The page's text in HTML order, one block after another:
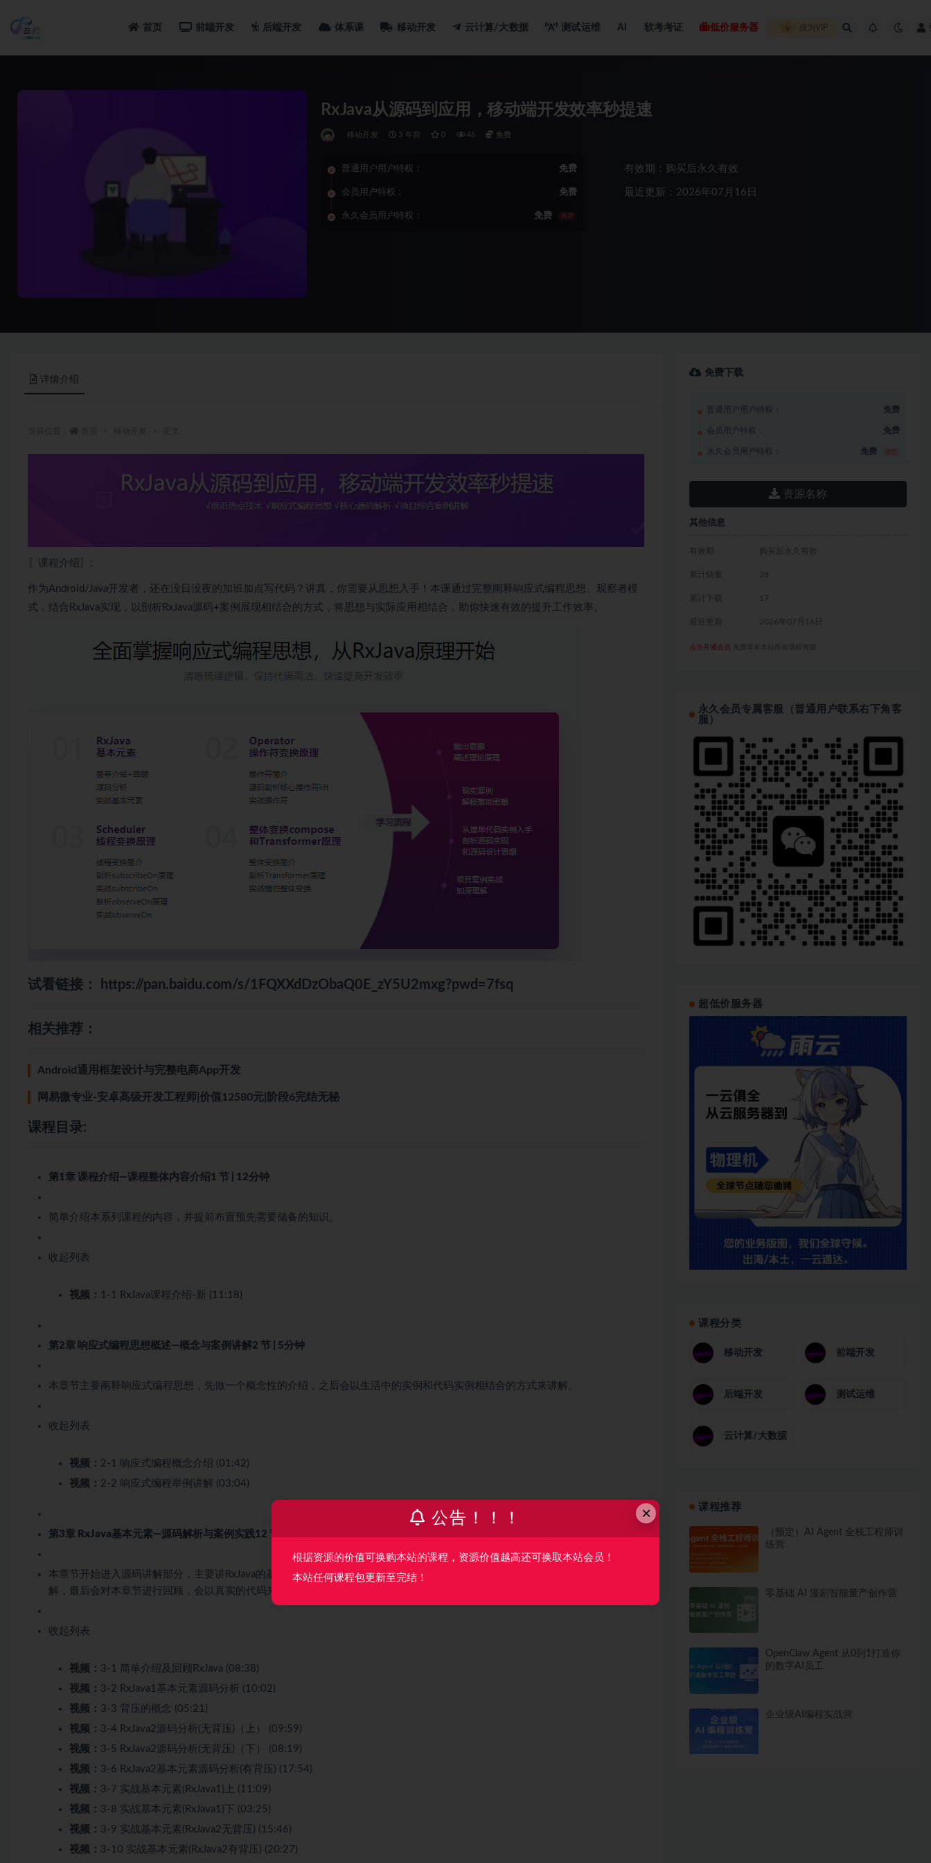
首页 前端开发 后端开发 体系课 移动开发 云计算/大数据 测试运维 AI 软考考证 低价服务器 成为VIP
RxJava从源码到应用，移动端开发效率秒提速
移动开发 3 年前 0 46 免费
普通用户用户特权： 免费
会员用户特权： 免费
永久会员用户特权： 免费 推荐
有效期：购买后永久有效
最近更新：2026年07月16日
详情介绍
〖课程介绍〗:
作为Android/Java开发者，还在没日没夜的加班加点写代码？讲真，你需要从思想入手！本课通过完整阐释响应式编程思想、观察者模
式，结合RxJava实现，以剖析RxJava源码+案例展现相结合的方式，将思想与实际应用相结合，助你快速有效的提升工作效率。
试看链接： https://pan.baidu.com/s/1FQXXdDzObaQ0E_zY5U2mxg?pwd=7fsq
相关推荐：
Android通用框架设计与完整电商App开发
网易微专业-安卓高级开发工程师|价值12580元|阶段6完结无秘
课程目录:
第1章 课程介绍—课程整体内容介绍 1 节 | 12分钟
简单介绍本系列课程的内容，并提前布置预先需要储备的知识。
收起列表
视频： 1-1 RxJava课程介绍-新 (11:18)
第2章 响应式编程思想概述—概念与案例讲解2 节 | 5分钟
本章节主要阐释响应式编程思想，先做一个概念性的介绍，之后会以生活中的实例和代码实例相结合的方式来讲解。
收起列表
视频： 2-1 响应式编程概念介绍 (01:42)
视频： 2-2 响应式编程举例讲解 (03:04)
第3章 RxJava基本元素—源码解析与案例实践12 节 | 123分钟
本章节开始进入源码讲解部分，主要讲RxJava的基本元素。先简单介绍和回顾RxJava，之后进入源码分析，再以实战项目来加深理
解，最后会对本章节进行回顾，会以真实的代码来再一次阐释响应式编程的思想。
收起列表
视频： 3-1 简单介绍及回顾RxJava (08:38)
视频： 3-2 RxJava1基本元素源码分析 (10:02)
视频： 3-3 背压的概念 (05:21)
视频： 3-4 RxJava2源码分析(无背压)（上） (09:59)
视频： 3-5 RxJava2源码分析(无背压)（下） (08:19)
视频： 3-6 RxJava2基本元素源码分析(有背压) (17:54)
视频： 3-7 实战基本元素(RxJava1)上 (11:09)
视频： 3-8 实战基本元素(RxJava1)下 (03:25)
视频： 3-9 实战基本元素(RxJava2无背压) (15:46)
视频： 3-10 实战基本元素(RxJava2有背压) (20:27)
免费下载
普通用户用户特权： 免费
会员用户特权： 免费
永久会员用户特权： 免费
资源名称
其他信息
有效期 购买后永久有效
累计销量 28
累计下载 17
最近更新 2026年07月16日
点击开通会员 免费享有本站所有课程资源
永久会员专属客服（普通用户联系右下角客
服）
超低价服务器
课程分类
移动开发 前端开发
后端开发 测试运维
云计算/大数据
课程推荐
（预定）AI Agent 全栈工程师训
练营
零基础 AI 漫剧智能量产创作营
OpenClaw Agent 从0到1打造你
的数字AI员工
企业级AI编程实战营
×
公告！！！
根据资源的价值可换购本站的课程，资源价值越高还可换取本站会员！
本站任何课程包更新至完结！